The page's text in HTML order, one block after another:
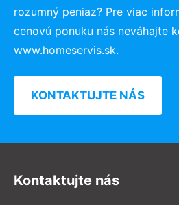
rozumný peniaz? Pre viac
cenovú ponuku nás neváhajte
www.homeservis.sk.
KONTAKTUJTE NÁS
Kontaktujte nás